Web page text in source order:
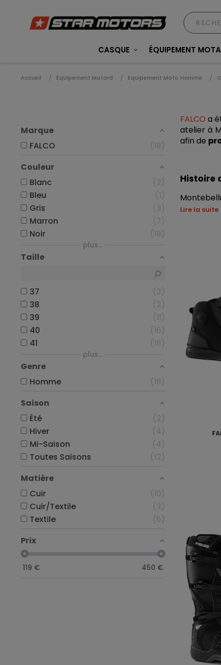
CASQUE ÉQUIPEMENT
Accueil Équipement Motard Equipement Moto Homme
Marque
FALCO
18
Couleur
Blanc
2
Bleu
1
Gris
3
Marron
7
Noir
18
plus...
Taille
37
2
38
2
39
11
40
16
41
18
plus...
Genre
Homme
18
Saison
Été
2
Hiver
4
Mi-Saison
4
Toutes Saisons
12
Matière
Cuir
10
Cuir/Textile
3
Textile
5
Prix
119 € 450 €
FALCO a
atelier à
afin de
Histoire
Lire la suite